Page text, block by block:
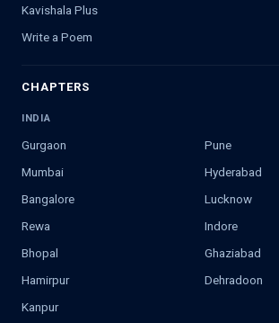
Kavishala Plus
Write a Poem
CHAPTERS
INDIA
Gurgaon
Pune
Mumbai
Hyderabad
Bangalore
Lucknow
Rewa
Indore
Bhopal
Ghaziabad
Hamirpur
Dehradoon
Kanpur